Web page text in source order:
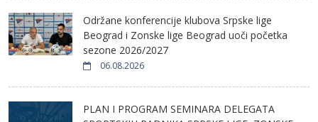
Održane konferencije klubova Srpske lige
Beograd i Zonske lige Beograd uoči početka
sezone 2026/2027
06.08.2026
PLAN I PROGRAM SEMINARA DELEGATA